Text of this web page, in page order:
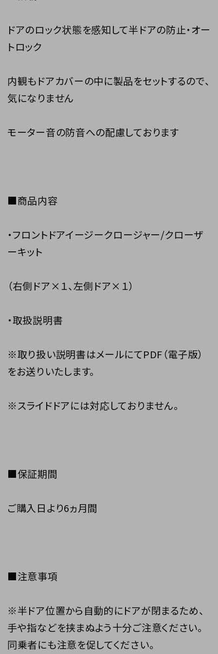
ドアのロック状態を感知して半ドアの防止・オー
トロック
内観もドアカバーの中に製品をセットするので、
気になりません
モーター音の防音への配慮しております
■商品内容
・フロントドアイージークロージャー/クローザ
ーキット
（右側ドア×１、左側ドア×１）
・取扱説明書
※取り扱い説明書はメールにてPDF（電子版）
をお送りいたします。
※スライドドアには対応しておりません。
■保証期間
ご購入日より6ヵ月間
■注意事項
※半ドア位置から自動的にドアが閉まるため、
手や指などを挟まぬよう十分ご注意ください。
同乗者にも注意を促してください。